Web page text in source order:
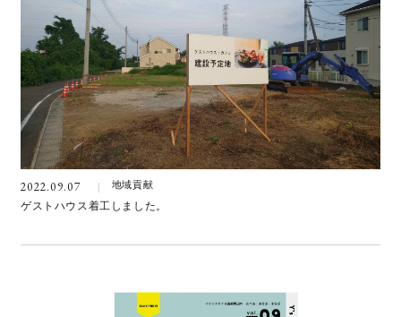
2022.09.07 地域貢献
ゲストハウス着工しました。